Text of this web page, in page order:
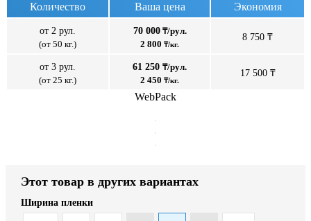
Количество Ваша цена Экономия
от 2 рул.
(от 50 кг.)
70 000₸/рул.
2 800 ₸/кг.
8 750 ₸
от 3 рул.
(от 25 кг.)
61 250 ₸/рул.
2 450 ₸/кг.
17 500 ₸
WebPack
Этот товар в других вариантах
Ширина пленки